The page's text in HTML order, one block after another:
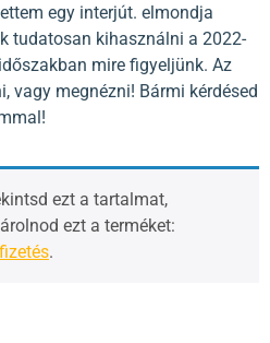
egy interjút. elmondja
tudatosan kihasználni a 2022-
mire figyeljünk. Az
vagy megnézni! Bármi kérdésed
ezt a tartalmat,
ezt a terméket:
.